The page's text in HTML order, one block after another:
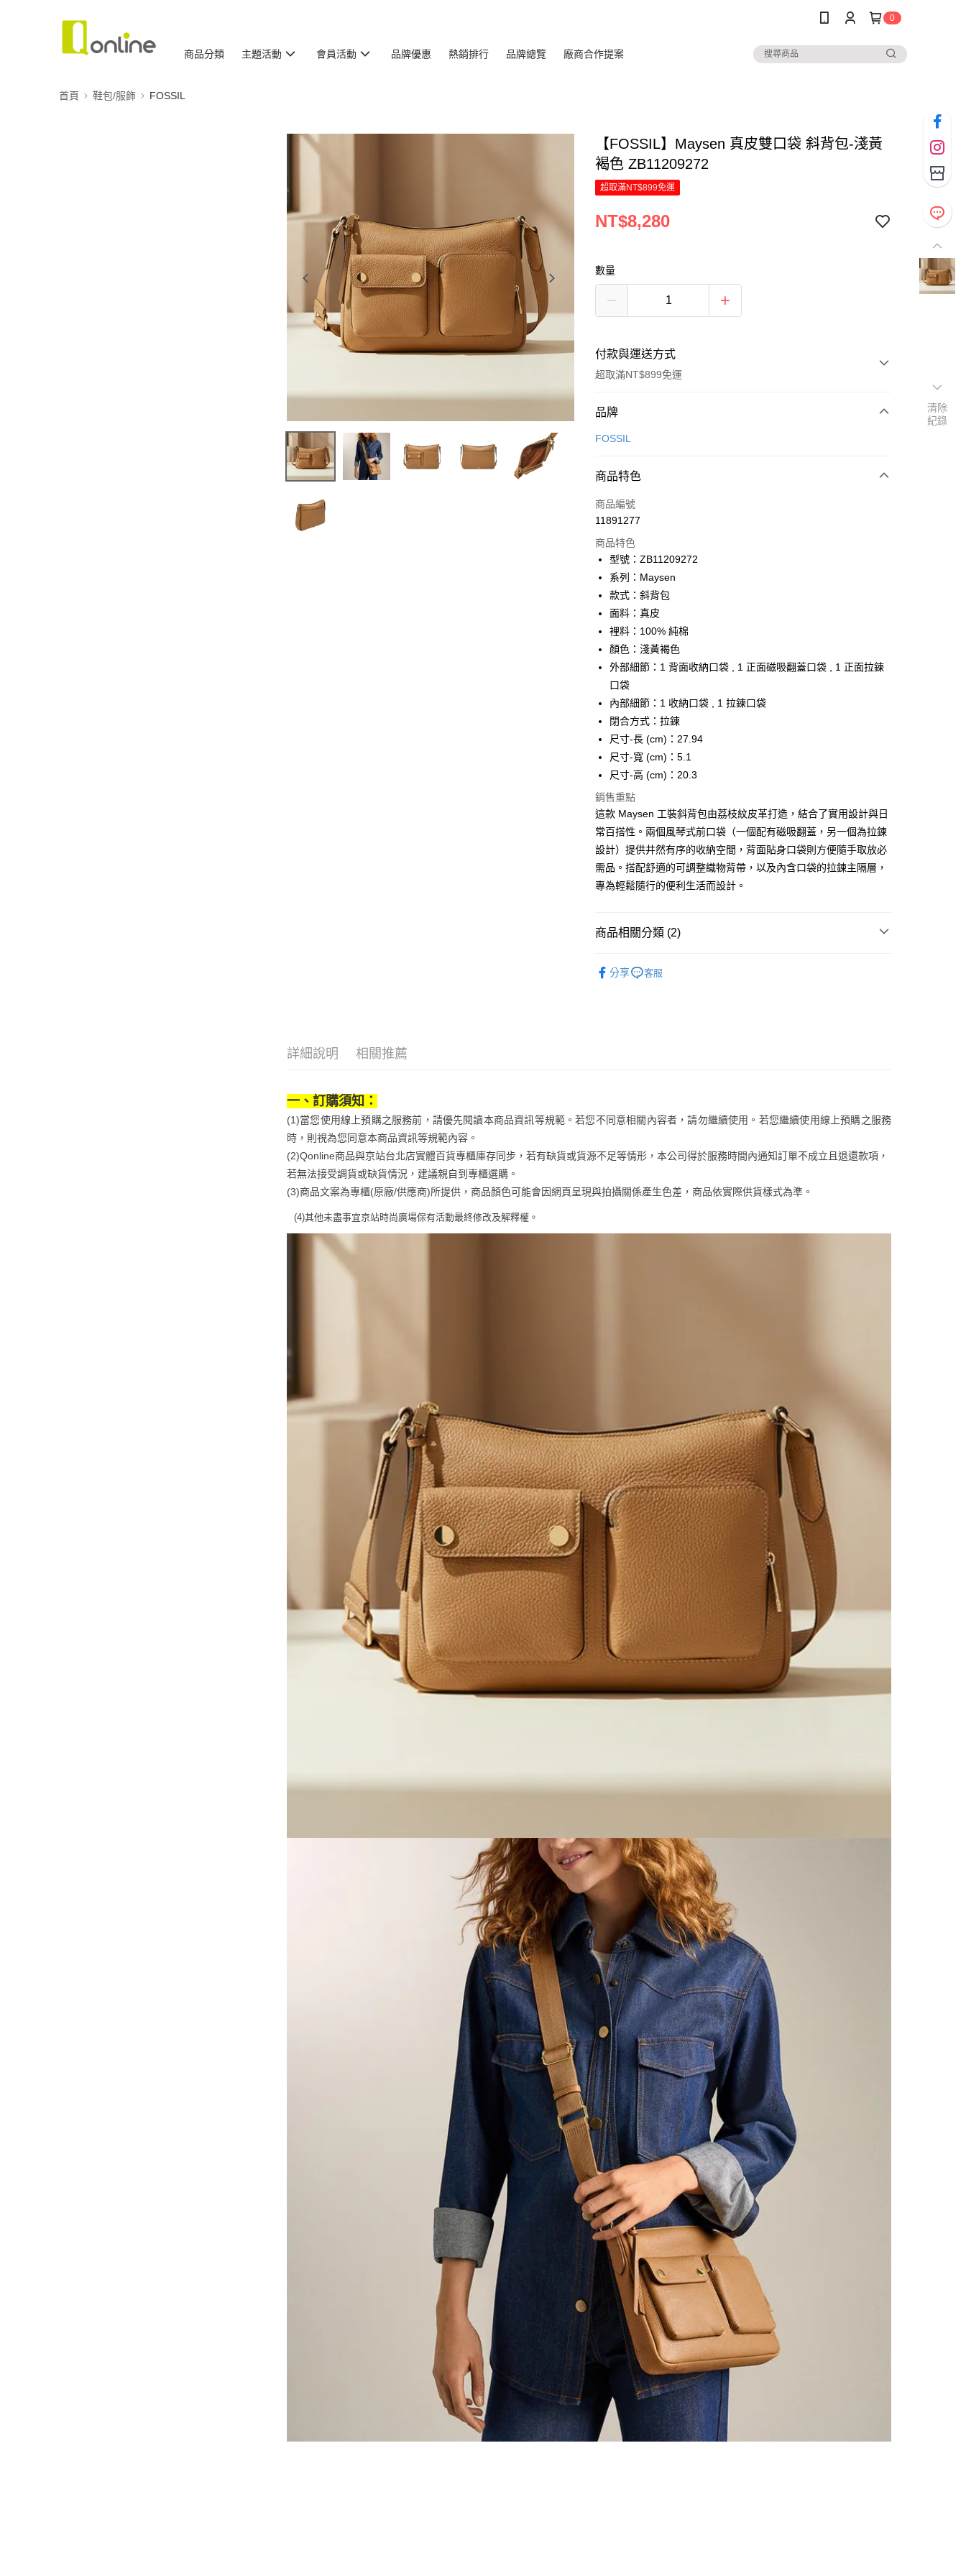
0
商品分類 主題活動 會員活動 品牌優惠 熱銷排行 品牌總覽 廠商合作提案
首頁 鞋包/服飾 FOSSIL
【FOSSIL】Maysen 真皮雙口袋 斜背包-淺黃
褐色 ZB11209272
超取滿NT$899免運
NT$8,280
數量
付款與運送方式
超取滿NT$899免運
付款方式
信用卡一次付款
合作金庫商業銀行
華南商業銀行
上海商業儲蓄銀行
國泰世華商業銀行
臺灣中小企業銀行
匯豐（台灣）商業銀行
聯邦商業銀行
元大商業銀行
玉山商業銀行
台新國際商業銀行
台灣樂天信用卡公司
LINE Pay
Apple Pay
街口支付
悠遊付
Google Pay
全盈+PAY
大哥付你分期
相關說明
【大哥付你分期使用說明】
1.本服務由台灣大哥大提供，台灣大哥大用戶可立即使用無須另外申請。
流程，驗證手機門號後，選擇欲分期的期數、繳款截止日，確認付款後即
完成交易。
3.實際核准額度、可分期數及費用金額請依後續交易確認頁面所載為準。
4.訂單成立30分鐘內，如未前往確認交易或遇審核未通過，訂單將自動取
消。如遇「轉專審核」未通過狀況，表示未達大哥付你分期系統評分，恕
無法說明評估內容。
【繳款方式說明】
1.分期款項不併入電信帳單，「大哥付你分期」於每月結算日後寄送繳費提
醒簡訊。
2.透過簡訊連結打開帳單後，可選擇「超商條碼／台灣大直營門市／銀行轉
帳／街口支付／iPASS MONEY」等通路繳費。
用戶於交易時，得透過本服務購買商品或服務，並由商店將買賣／分期付
款買賣價金債權讓與本公司後，依約使用本公司帳單繳交帳款。
用，由本公司與您本人進行分期帳單所需資料之確認、核對及更正。
AFTEE先享後付
相關說明
【關於「AFTEE先享後付」】
AFTEE先享後付是「在收到商品之後才付款」的支付方式。 讓您購物簡單
便利好安心！
２．便利：只要手機號碼，簡訊認證，即可結帳。
３．安心：先確認商品／服務後，再付款。
【「AFTEE先享後付」結帳流程】
１．於結帳方式選擇「AFTEE先享後付」後，將跳轉至「AFTEE先享後
付」結帳頁面，進行簡訊認證並確認金額後，即可完成結帳。
２．訂單成立數日內，您將收到繳費通知簡訊。
３．收到繳費通知簡訊後14天內，點擊此簡訊中的連結，可透過四大超商
絡購買商品的店家。未經商家同意取消之訂單仍視為有效，需透過AFTEE
先享後付繳納相關費用。
是否繳費成功／繳費後需取消欲退款等相關疑問，請聯繫「AFTEE先享後
付客戶支援中心」
４．使用「AFTEE先享後付」時，將依據個別帳號之用戶狀況，依本公司
５．嚴禁一人註冊多個帳號或使用他人資訊註冊。若發現惡意使用之情
動。
ATM付款
運送方式
付款後全家取貨
每筆NT$70，滿NT$899(含以上)免運費
每筆NT$100，滿NT$1,000(含以上)免運費
京站台北店客服中心(1F星巴克旁) 即日起不提供京站紙袋，取件時
品牌
FOSSIL
商品特色
商品編號
11891277
商品特色
型號：ZB11209272
系列：Maysen
款式：斜背包
面料：真皮
裡料：100% 純棉
顏色：淺黃褐色
外部細節：1 背面收納口袋 , 1 正面磁吸翻蓋口袋 , 1 正面拉鍊
口袋
內部細節：1 收納口袋 , 1 拉鍊口袋
閉合方式：拉鍊
尺寸-長 (cm)：27.94
尺寸-寬 (cm)：5.1
尺寸-高 (cm)：20.3
銷售重點
這款 Maysen 工裝斜背包由荔枝紋皮革打造，結合了實用設計與日
常百搭性。兩個風琴式前口袋（一個配有磁吸翻蓋，另一個為拉鍊
設計）提供井然有序的收納空間，背面貼身口袋則方便隨手取放必
需品。搭配舒適的可調整織物背帶，以及內含口袋的拉鍊主隔層，
專為輕鬆隨行的便利生活而設計。
商品相關分類 (2)
分享 客服
詳細說明 相關推薦
一、訂購須知：
(1)當您使用線上預購之服務前，請優先閱讀本商品資訊等規範。若您不同意相關內容者，請勿繼續使用。若您繼續使用線上預購之服務
時，則視為您同意本商品資訊等規範內容。
(2)Qonline商品與京站台北店實體百貨專櫃庫存同步，若有缺貨或貨源不足等情形，本公司得於服務時間內通知訂單不成立且退還款項，
若無法接受調貨或缺貨情況，建議親自到專櫃選購。
(3)商品文案為專櫃(原廠/供應商)所提供，商品顏色可能會因網頁呈現與拍攝關係產生色差，商品依實際供貨樣式為準。
(4)其他未盡事宜京站時尚廣場保有活動最終修改及解釋權。
清除
紀錄